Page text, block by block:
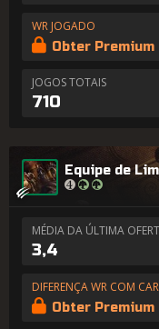
WR JOGADO
Obter Premium
JOGOS TOTAIS
710
Equipe de
MÉDIA DA ÚLTIMA
3,4
DIFERENÇA WR COM
Obter Premium